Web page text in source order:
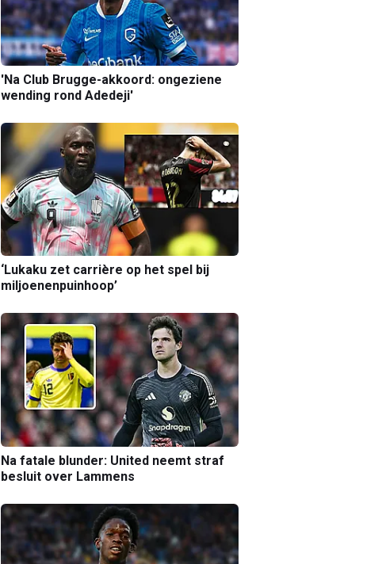
'Na Club Brugge-akkoord: ongeziene
wending rond Adedeji'
‘Lukaku zet carrière op het spel bij
miljoenenpuinhoop’
Na fatale blunder: United neemt straf
besluit over Lammens